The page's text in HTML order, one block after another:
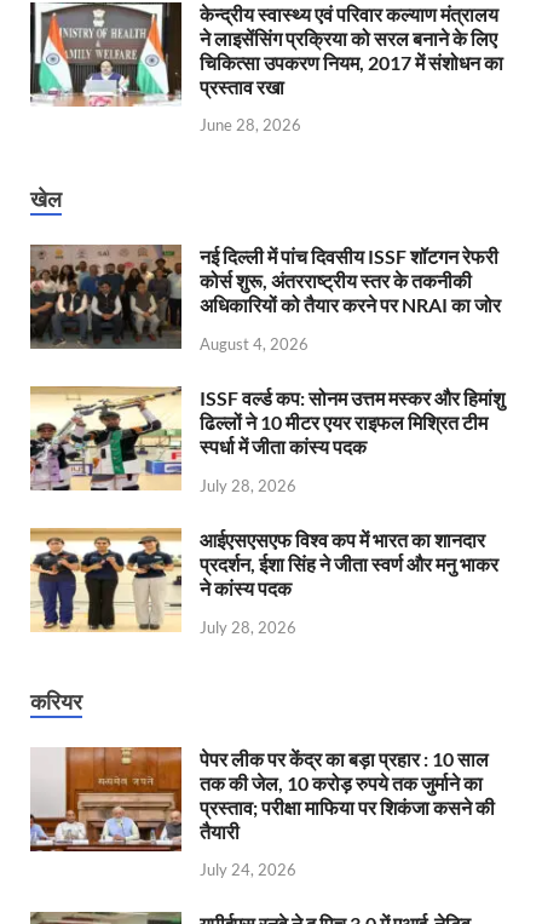
केन्‍द्रीय स्वास्थ्य एवं परिवार कल्याण मंत्रालय
ने लाइसेंसिंग प्रक्रिया को सरल बनाने के लिए
चिकित्सा उपकरण नियम, 2017 में संशोधन का
प्रस्ताव रखा
June 28, 2026
खेल
नई दिल्ली में पांच दिवसीय ISSF शॉटगन रेफरी
कोर्स शुरू, अंतरराष्ट्रीय स्तर के तकनीकी
अधिकारियों को तैयार करने पर NRAI का जोर
August 4, 2026
ISSF वर्ल्ड कप: सोनम उत्तम मस्कर और हिमांशु
ढिल्लों ने 10 मीटर एयर राइफल मिश्रित टीम
स्पर्धा में जीता कांस्य पदक
July 28, 2026
आईएसएसएफ विश्व कप में भारत का शानदार
प्रदर्शन, ईशा सिंह ने जीता स्वर्ण और मनु भाकर
ने कांस्य पदक
July 28, 2026
करियर
पेपर लीक पर केंद्र का बड़ा प्रहार : 10 साल
तक की जेल, 10 करोड़ रुपये तक जुर्माने का
प्रस्ताव; परीक्षा माफिया पर शिकंजा कसने की
तैयारी
July 24, 2026